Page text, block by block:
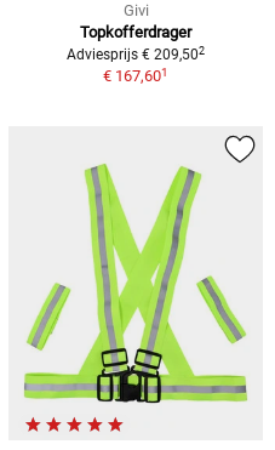
Givi
Topkofferdrager
Adviesprijs € 209,502
€ 167,601